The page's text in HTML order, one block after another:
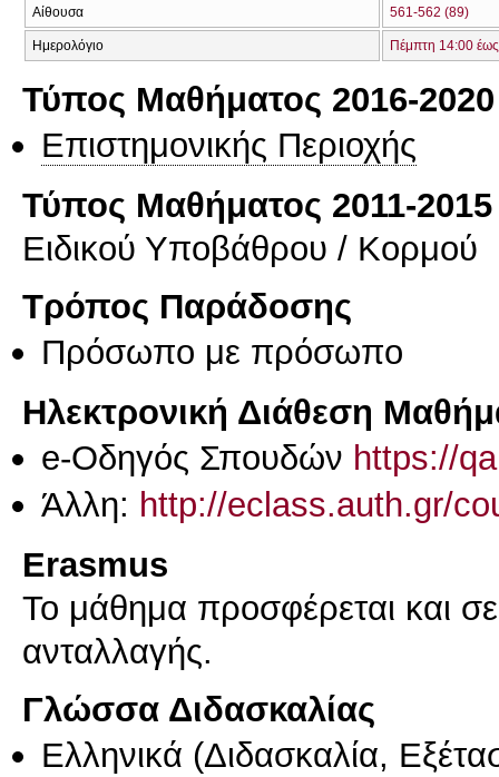
Αίθουσα 561-562 (89)
Ημερολόγιο Πέμπτη 14:00
Τύπος Μαθήματος 2016-2020
Επιστημονικής Περιοχής
Τύπος Μαθήματος 2011-2015
Ειδικού Υποβάθρου / Κορμού
Τρόπος Παράδοσης
Πρόσωπο με πρόσωπο
Ηλεκτρονική Διάθεση
e-Οδηγός Σπουδών https://
Άλλη: http://eclass.auth.gr/
Erasmus
Το μάθημα προσφέρεται και
ανταλλαγής.
Γλώσσα Διδασκαλίας
Ελληνικά (Διδασκαλία,